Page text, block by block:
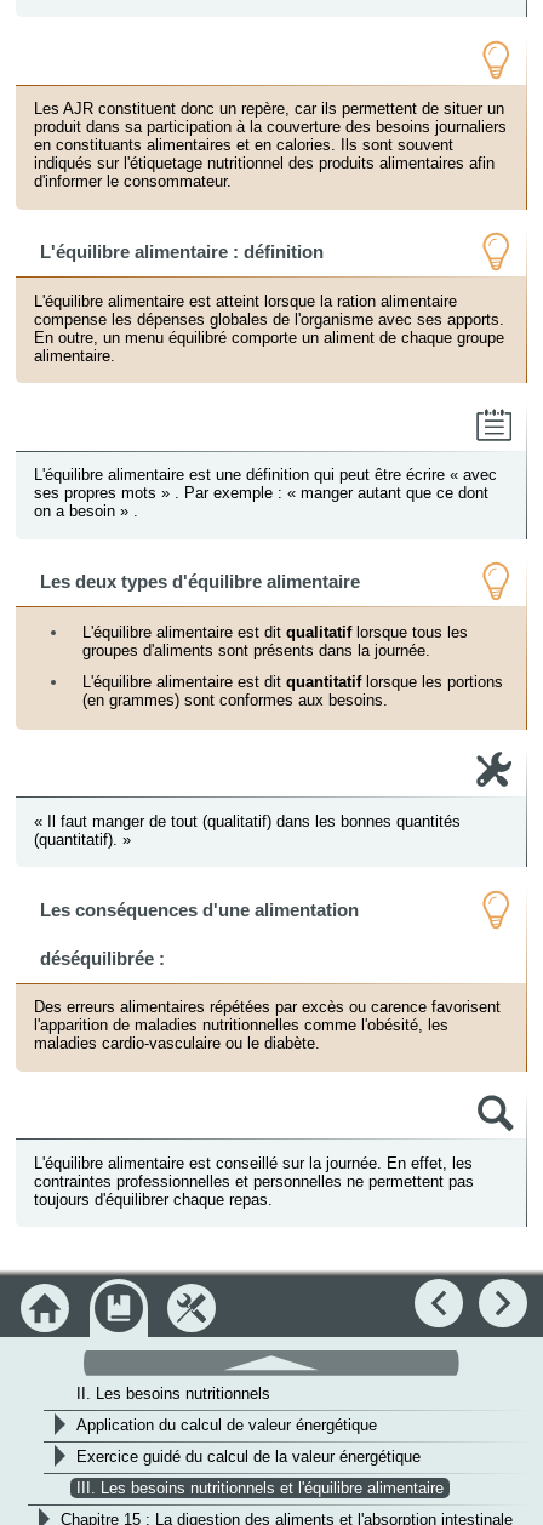
Les AJR constituent donc un repère, car ils permettent de situer un
produit dans sa participation à la couverture des besoins journaliers
en constituants alimentaires et en calories. Ils sont souvent
indiqués sur l'étiquetage nutritionnel des produits alimentaires afin
d'informer le consommateur.
L'équilibre alimentaire : définition
L'équilibre alimentaire est atteint lorsque la ration alimentaire
compense les dépenses globales de l'organisme avec ses apports.
En outre, un menu équilibré comporte un aliment de chaque groupe
alimentaire.
L'équilibre alimentaire est une définition qui peut être écrire«avec
ses propres mots » . Par exemple :«manger autant que ce dont
on a besoin » .
Les deux types d'équilibre alimentaire
L'équilibre alimentaire est ditqualitatiflorsque tous les
groupes d'aliments sont présents dans la journée.
L'équilibre alimentaire est ditquantitatiflorsque les portions
(en grammes) sont conformes aux besoins.
«
Il faut manger de tout (qualitatif) dans les bonnes quantités
(quantitatif). »
Les conséquences d'une alimentation
déséquilibrée :
Des erreurs alimentaires répétées par excès ou carence favorisent
l'apparition de maladies nutritionnelles comme l'obésité, les
maladies cardio-vasculaire ou le diabète.
L'équilibre alimentaire est conseillé sur la journée. En effet, les
contraintes professionnelles et personnelles ne permettent pas
toujours d'équilibrer chaque repas.
Précédent
>Module : Microbiologie
>Module : Sciences appliquées aux équipements
> Chapitre 10 : Les transformations physico-chimiques des
constituants alimentaires
vChapitre 14 : L'équilibre alimentaire
I. Les groupes alimentaires
II. Les besoins nutritionnels
Application du calcul de valeur énergétique
Exercice guidé du calcul de la valeur énergétique
III. Les besoins nutritionnels et l'équilibre alimentaire
>Chapitre 15 : La digestion des aliments et l'absorption intestinale
Accueil Module